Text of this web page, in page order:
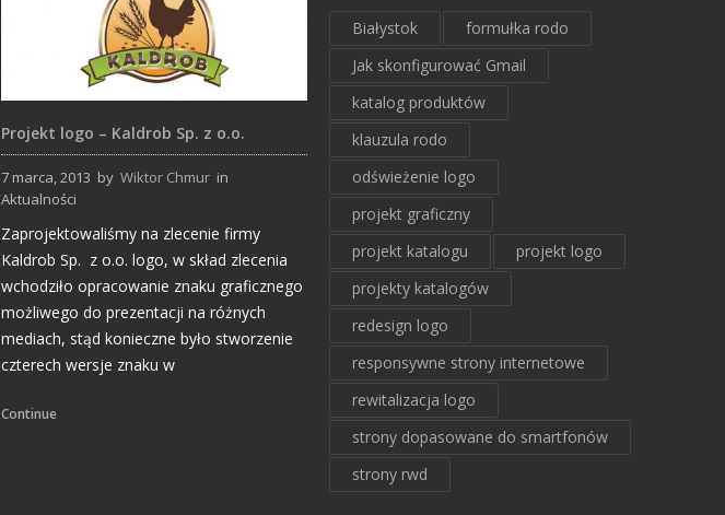
Projekt logo – Kaldrob Sp. z o.o.
7 marca, 2013 by Wiktor Chmur in
Aktualności
Zaprojektowaliśmy na zlecenie firmy
Kaldrob Sp. z o.o. logo, w skład zlecenia
wchodziło opracowanie znaku graficznego
możliwego do prezentacji na różnych
mediach, stąd konieczne było stworzenie
czterech wersje znaku w
Continue
Białystok
formułka rodo
Jak skonfigurować Gmail
katalog produktów
klauzula rodo
odświeżenie logo
projekt graficzny
projekt katalogu
projekt logo
projekty katalogów
redesign logo
responsywne strony internetowe
rewitalizacja logo
strony dopasowane do smartfonów
strony rwd